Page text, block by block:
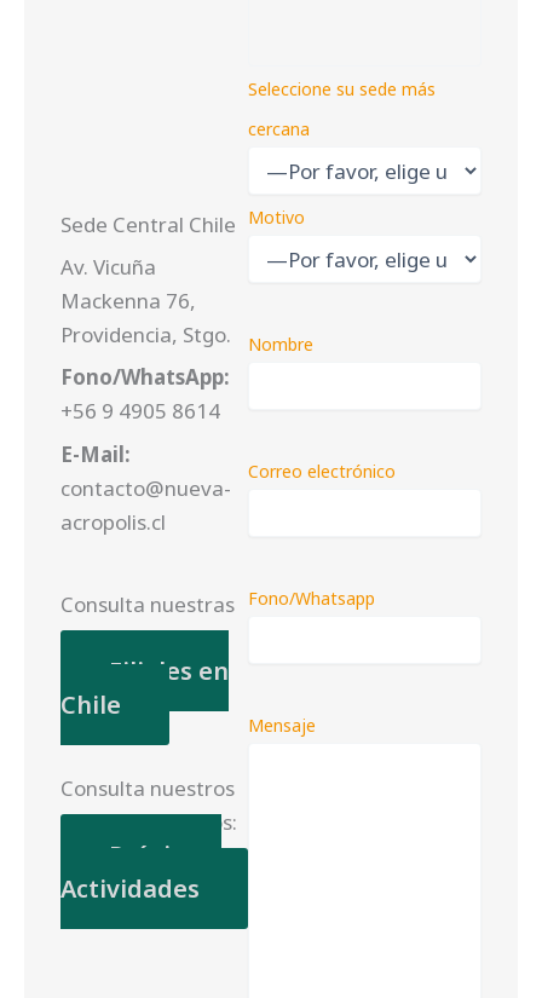
Sede Central Chile
Av. Vicuña
Mackenna 76,
Providencia, Stgo.
Fono/WhatsApp:
+56 9 4905 8614
E-Mail:
contacto@nueva-
acropolis.cl
Consulta nuestras
filiales en Chile:
Filiales en
Chile
Consulta nuestros
próximos eventos:
Próximas
Actividades
Seleccione su sede más
cercana
Motivo
Nombre
Correo electrónico
Fono/Whatsapp
Mensaje